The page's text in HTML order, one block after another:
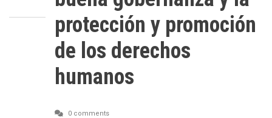
protección y promoción
de los derechos
humanos
0 comments